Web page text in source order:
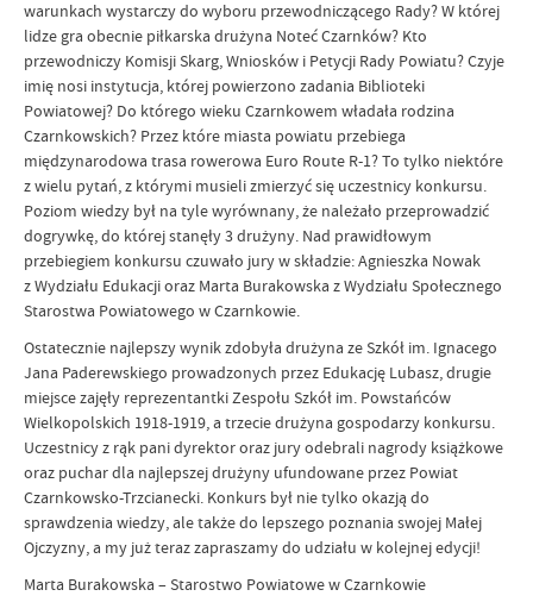
warunkach wystarczy do wyboru przewodniczącego Rady? W której
lidze gra obecnie piłkarska drużyna Noteć Czarnków? Kto
przewodniczy Komisji Skarg, Wniosków i Petycji Rady Powiatu? Czyje
imię nosi instytucja, której powierzono zadania Biblioteki
Powiatowej? Do którego wieku Czarnkowem władała rodzina
Czarnkowskich? Przez które miasta powiatu przebiega
międzynarodowa trasa rowerowa Euro Route R-1? To tylko niektóre
z wielu pytań, z którymi musieli zmierzyć się uczestnicy konkursu.
Poziom wiedzy był na tyle wyrównany, że należało przeprowadzić
dogrywkę, do której stanęły 3 drużyny. Nad prawidłowym
przebiegiem konkursu czuwało jury w składzie: Agnieszka Nowak
z Wydziału Edukacji oraz Marta Burakowska z Wydziału Społecznego
Starostwa Powiatowego w Czarnkowie.
Ostatecznie najlepszy wynik zdobyła drużyna ze Szkół im. Ignacego
Jana Paderewskiego prowadzonych przez Edukację Lubasz, drugie
miejsce zajęły reprezentantki Zespołu Szkół im. Powstańców
Wielkopolskich 1918-1919, a trzecie drużyna gospodarzy konkursu.
Uczestnicy z rąk pani dyrektor oraz jury odebrali nagrody książkowe
oraz puchar dla najlepszej drużyny ufundowane przez Powiat
Czarnkowsko-Trzcianecki. Konkurs był nie tylko okazją do
sprawdzenia wiedzy, ale także do lepszego poznania swojej Małej
Ojczyzny, a my już teraz zapraszamy do udziału w kolejnej edycji!
Marta Burakowska – Starostwo Powiatowe w Czarnkowie